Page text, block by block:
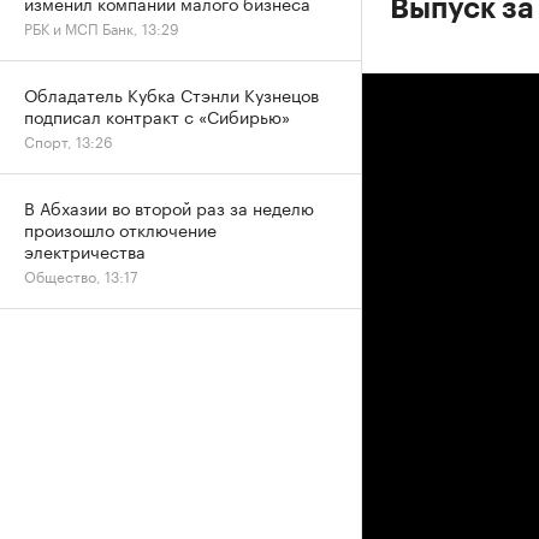
Выпуск
РБК и МСП Банк, 13:29
Обладатель Кубка Стэнли Кузнецов
подписал контракт с «Сибирью»
Спорт, 13:26
В Абхазии во второй раз за неделю
произошло отключение
электричества
Общество, 13:17